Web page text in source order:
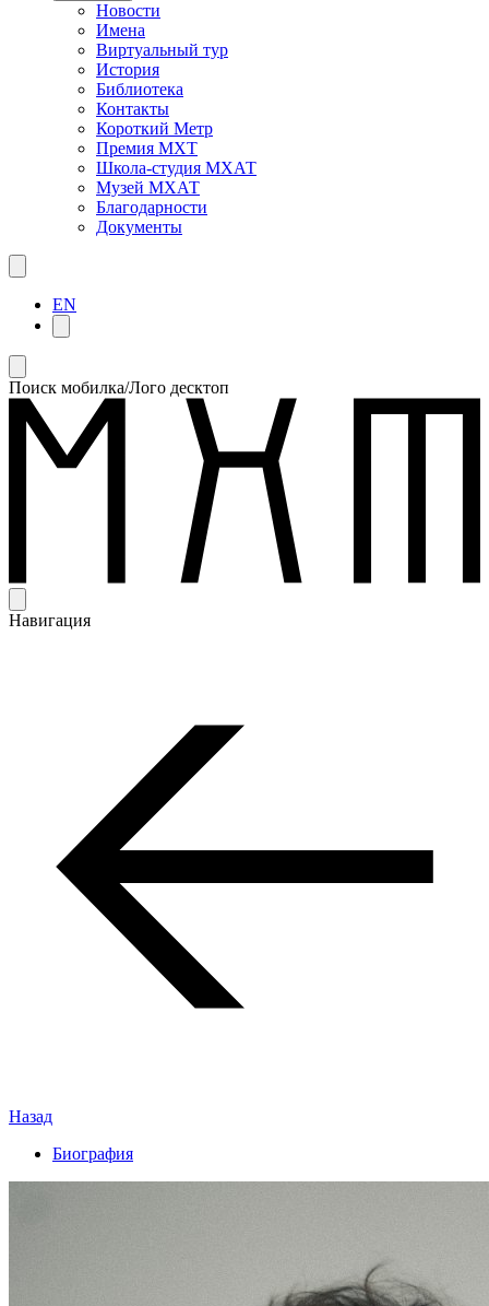
Новости
Имена
Виртуальный тур
История
Библиотека
Контакты
Короткий Метр
Премия МХТ
Школа-студия МХАТ
Музей МХАТ
Благодарности
Документы
EN
Поиск мобилка/Лого десктоп
Навигация
Назад
Биография